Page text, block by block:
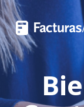
Búsqueda